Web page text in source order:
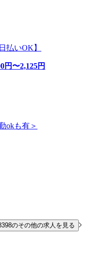
払いOK】
円〜2,125円
okも有＞
のその他の求人を見る